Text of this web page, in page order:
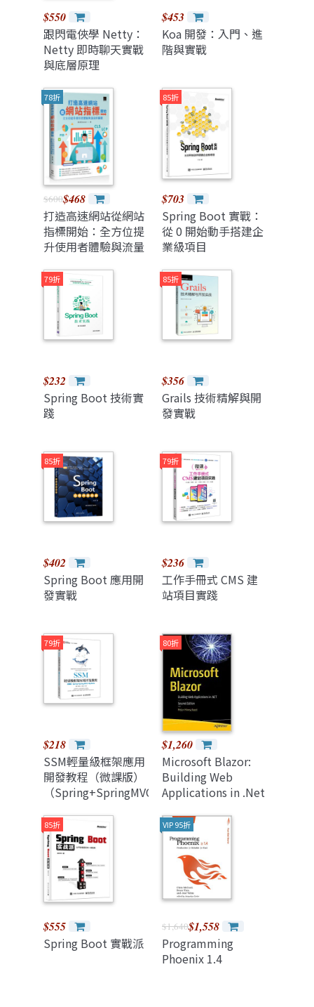
$550
跟閃電俠學 Netty：
Netty 即時聊天實戰
與底層原理
$453
Koa 開發：入門、進
階與實戰
78折
$600$468
打造高速網站從網站
指標開始：全方位提
升使用者體驗與流量
85折
$703
Spring Boot 實戰：
從 0 開始動手搭建企
業級項目
79折
$232
Spring Boot 技術實
踐
85折
$356
Grails 技術精解與開
發實戰
85折
$402
Spring Boot 應用開
發實戰
79折
$236
工作手冊式 CMS 建
站項目實踐
79折
$218
SSM輕量級框架應用
開發教程（微課版）
（Spring+SpringMVC+MyBatis）
80折
$1,260
Microsoft Blazor:
Building Web
Applications in .Net
85折
$555
Spring Boot 實戰派
VIP 95折
$1,640$1,558
Programming
Phoenix 1.4